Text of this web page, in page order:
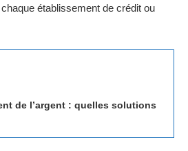
établissement de crédit ou
de l’argent : quelles solutions